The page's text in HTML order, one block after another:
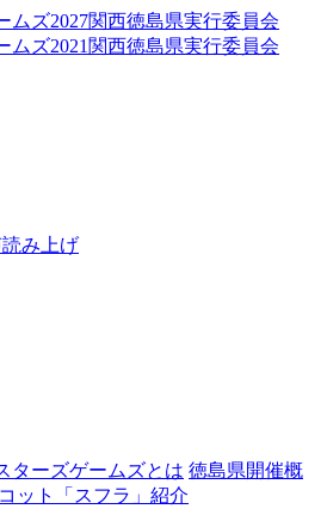
み上げ
ターズゲームズとは 徳島県開催概
ット「スフラ」紹介